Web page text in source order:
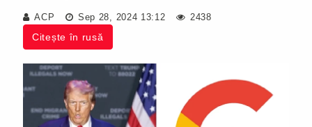
ACP Sep 28, 2024 13:12 2438
Citește în rusă